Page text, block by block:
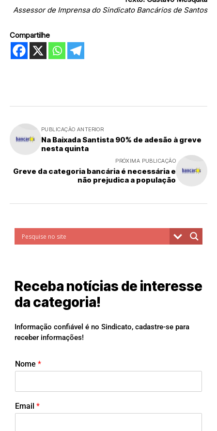
Assessor de Imprensa do Sindicato Bancários de Santos
Compartilhe
PUBLICAÇÃO ANTERIOR
Na Baixada Santista 90% de adesão à greve
nesta quinta
PRÓXIMA PUBLICAÇÃO
Greve da categoria bancária é necessária e
não prejudica a população
Receba notícias de interesse
da categoria!
Informação confiável é no Sindicato, cadastre-se para
receber informações!
Nome *
Email *